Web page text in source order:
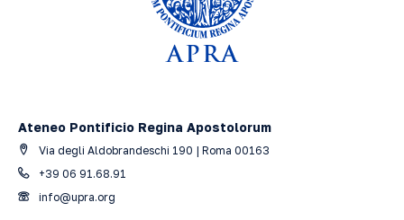
Ateneo Pontificio Regina Apostolorum
Via degli Aldobrandeschi 190 | Roma 00163
+39 06 91.68.91
info@upra.org